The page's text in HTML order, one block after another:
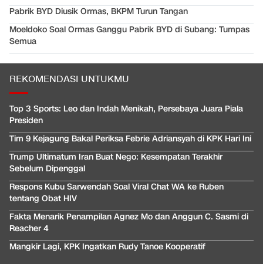
Pabrik BYD Diusik Ormas, BKPM Turun Tangan
Moeldoko Soal Ormas Ganggu Pabrik BYD di Subang: Tumpas
Semua
REKOMENDASI UNTUKMU
Top 3 Sports: Leo dan Indah Menikah, Persebaya Juara Piala
Presiden
Tim 9 Kejagung Bakal Periksa Febrie Adriansyah di KPK Hari Ini
Trump Ultimatum Iran Buat Nego: Kesempatan Terakhir
Sebelum Dipenggal
Respons Kubu Sarwendah Soal Viral Chat WA ke Ruben
tentang Obat HIV
Fakta Menarik Penampilan Agnez Mo dan Anggun C. Sasmi di
Reacher 4
Mangkir Lagi, KPK Ingatkan Rudy Tanoe Kooperatif